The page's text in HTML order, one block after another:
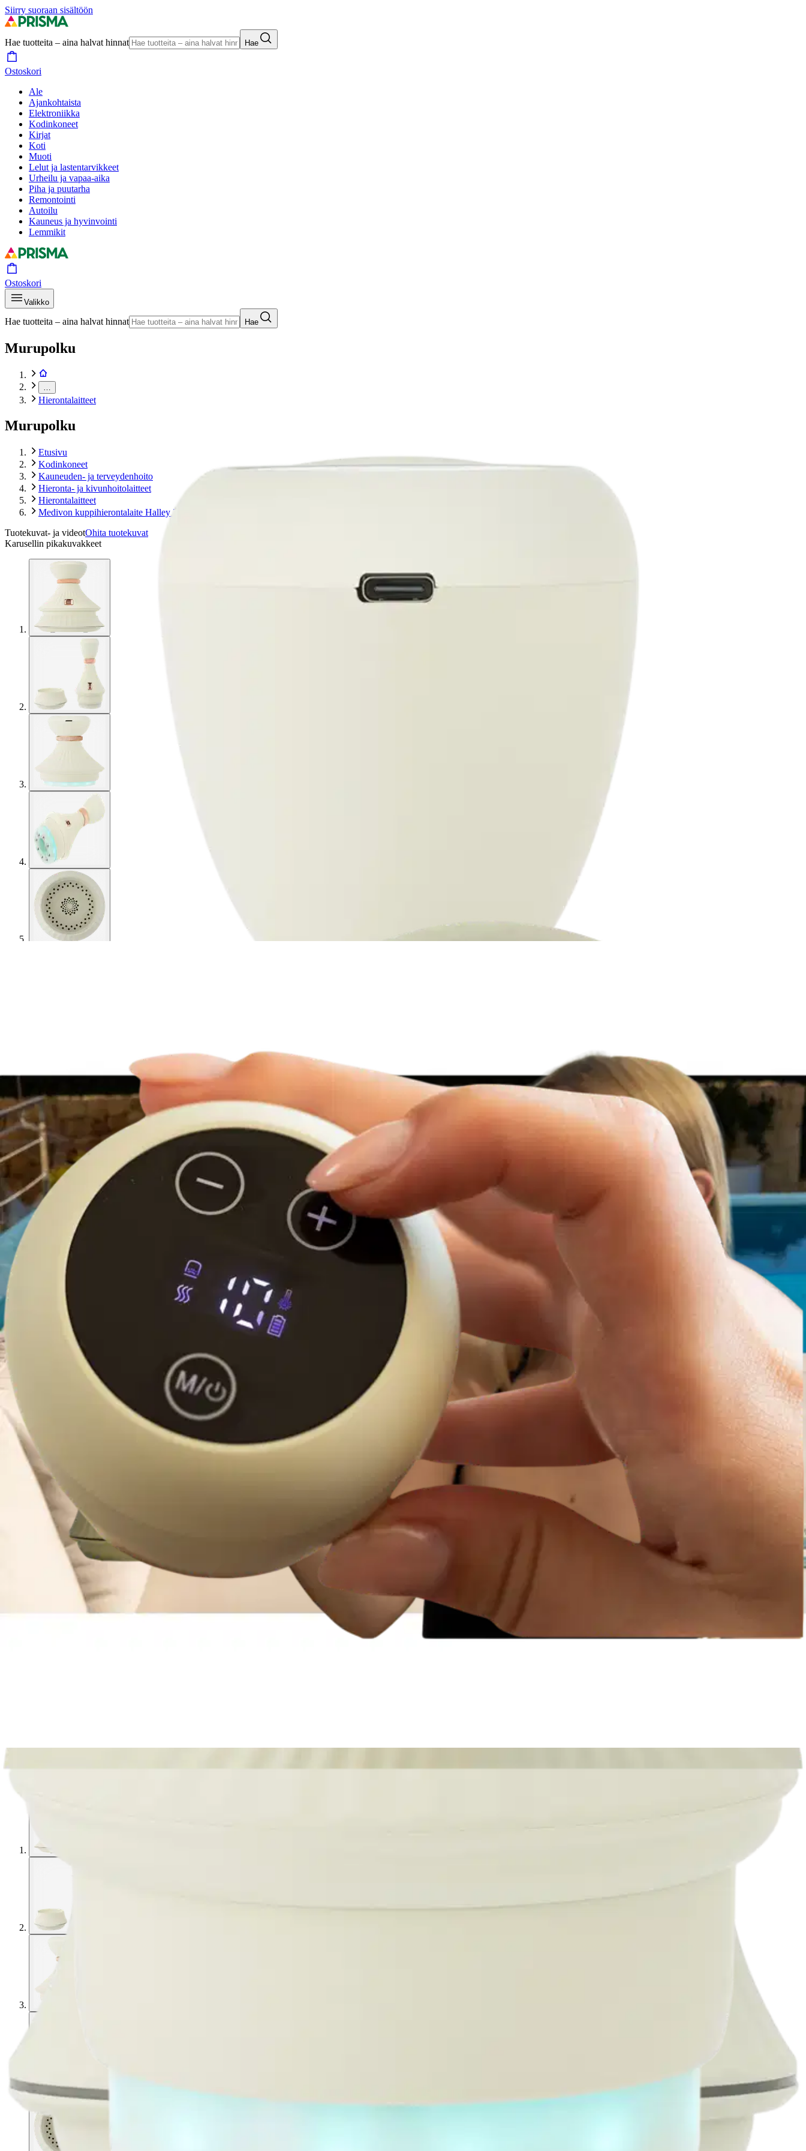
Siirry suoraan sisältöön
Hae tuotteita – aina halvat hinnat Hae
Ostoskori
Ale
Ajankohtaista
Elektroniikka
Kodinkoneet
Kirjat
Koti
Muoti
Lelut ja lastentarvikkeet
Urheilu ja vapaa-aika
Piha ja puutarha
Remontointi
Autoilu
Kauneus ja hyvinvointi
Lemmikit
Ostoskori
Valikko
Hae tuotteita – aina halvat hinnat Hae
Murupolku
Hierontalaitteet
Murupolku
Etusivu
Kodinkoneet
Kauneuden- ja terveydenhoito
Hieronta- ja kivunhoitolaitteet
Hierontalaitteet
Medivon kuppihierontalaite Halley 2
Tuotekuvat- ja videotOhita tuotekuvat
Karusellin pikakuvakkeet
Asiakasomistaja-alennus
Avaa kuva suurempana
Avaa kuva suurempana
Avaa kuva suurempana
Avaa kuva suurempana
Avaa kuva suurempana